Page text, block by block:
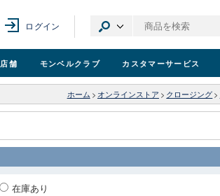
ログイン
店舗 モンベルクラブ カスタマーサービス
ホーム > オンラインストア > クロージング >
在庫あり